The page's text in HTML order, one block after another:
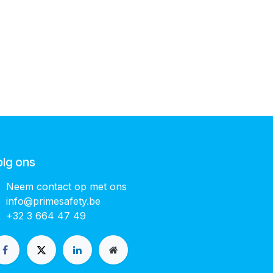
ons
Neem contact op met ons
info@primesafety.be
+32 3 664 47 49